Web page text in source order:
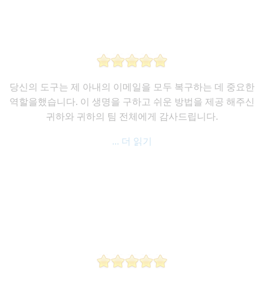
당신의 도구는 제 아내의 이메일을 모두 복구하는 데 중요한
역할을했습니다. 이 생명을 구하고 쉬운 방법을 제공 해주신
귀하와 귀하의 팀 전체에게 감사드립니다.
... 더 읽기